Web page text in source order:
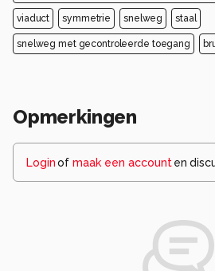
viaduct symmetrie snelweg staal
snelweg met gecontroleerde toegang
Opmerkingen
Loginof maak een account en